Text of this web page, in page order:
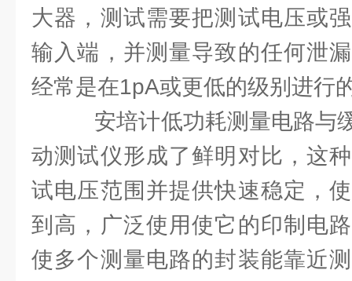
大器，测试需要把测试电压或
输入端，并测量导致的任何泄
经常是在1pA或更低的级别进行
安培计低功耗测量电路与
动测试仪形成了鲜明对比，这
试电压范围并提供快速稳定，
到高，广泛使用使它的印制电
使多个测量电路的封装能靠近